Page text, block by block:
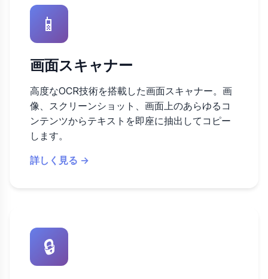
📱
画面スキャナー
高度なOCR技術を搭載した画面スキャナー。画
像、スクリーンショット、画面上のあらゆるコ
ンテンツからテキストを即座に抽出してコピー
します。
詳しく見る →
🔒